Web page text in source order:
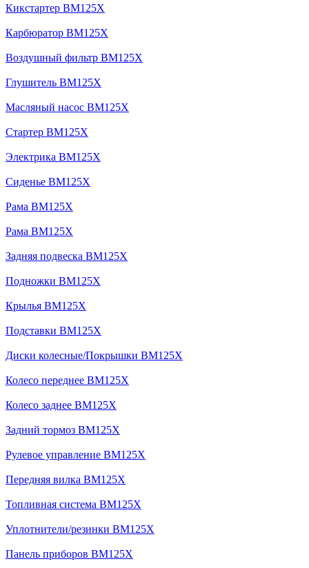
Кикстартер BM125X
Карбюратор BM125X
Воздушный фильтр BM125X
Глушитель BM125X
Масляный насос BM125X
Стартер BM125X
Электрика BM125X
Сиденье BM125X
Рама BM125X
Рама BM125X
Задняя подвеска BM125X
Подножки BM125X
Крылья BM125X
Подставки BM125X
Диски колесные/Покрышки BM125X
Колесо переднее BM125X
Колесо заднее BM125X
Задний тормоз BM125X
Рулевое управление BM125X
Передняя вилка BM125X
Топливная система BM125X
Уплотнители/резинки BM125X
Панель приборов BM125X